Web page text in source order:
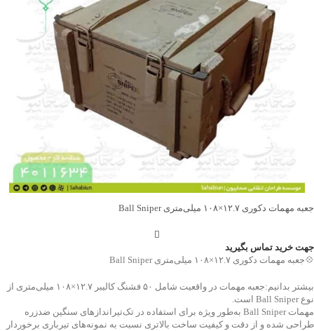
جعبه مهمات دکوری ۱۲.۷×۱۰۸ میلی‌متری Ball Sniper
جهت خرید تماس بگیرید
💠جعبه مهمات دکوری ۱۲.۷×۱۰۸ میلی‌متری Ball Sniper
بیشتر بدانیم:جعبه مهمات در واقعیت شامل ۵۰ فشنگ کالیبر ۱۲.۷×۱۰۸ میلی‌متری از
نوع Ball Sniper است.
مهمات Ball Sniper به‌طور ویژه برای استفاده در تک‌تیراندازهای سنگین ضدزره
طراحی شده و از دقت و کیفیت ساخت بالاتری نسبت به نمونه‌های تیرباری برخوردار